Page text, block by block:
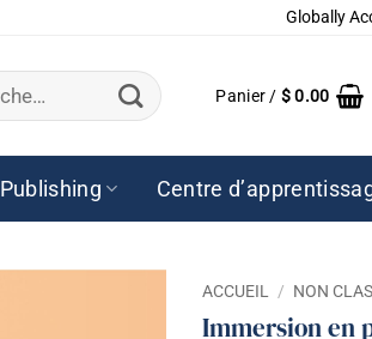
Globally
Panier / $0.00
Publishing Centre
ACCUEIL / NON
Immersion en